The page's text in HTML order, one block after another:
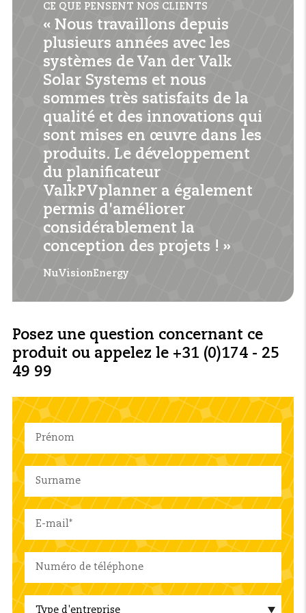
les panneaux en toute sécurité et propreté.
CE QUE PENSENT NOS CLIENTS
« Nous travaillons depuis
plusieurs années avec les
systèmes de Van der Valk
Solar Systems et nous
sommes très satisfaits de la
qualité et des innovations qui
sont mises en œuvre dans les
produits. Le développement
du planificateur
ValkPVplanner a également
permis d'améliorer
considérablement la
conception des projets ! »
NuVisionEnergy
Posez une question concernant ce
produit ou appelez le +31 (0)174 - 25
49 99